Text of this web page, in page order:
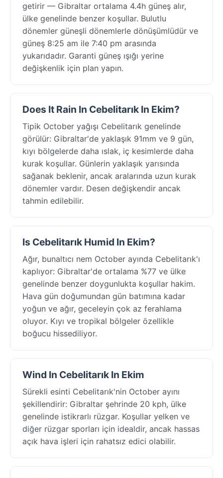
getirir — Gibraltar ortalama 4.4h güneş alır,
ülke genelinde benzer koşullar. Bulutlu
dönemler güneşli dönemlerle dönüşümlüdür ve
güneş 8:25 am ile 7:40 pm arasında
yukarıdadır. Garanti güneş ışığı yerine
değişkenlik için plan yapın.
Does It Rain In Cebelitarık In Ekim?
Tipik October yağışı Cebelitarık genelinde
görülür: Gibraltar'de yaklaşık 91mm ve 9 gün,
kıyı bölgelerde daha ıslak, iç kesimlerde daha
kurak koşullar. Günlerin yaklaşık yarısında
sağanak beklenir, ancak aralarında uzun kurak
dönemler vardır. Desen değişkendir ancak
tahmin edilebilir.
Is Cebelitarık Humid In Ekim?
Ağır, bunaltıcı nem October ayında Cebelitarık'ı
kaplıyor: Gibraltar'de ortalama %77 ve ülke
genelinde benzer doygunlukta koşullar hakim.
Hava gün doğumundan gün batımına kadar
yoğun ve ağır, geceleyin çok az ferahlama
oluyor. Kıyı ve tropikal bölgeler özellikle
boğucu hissediliyor.
Wind In Cebelitarık In Ekim
Sürekli esinti Cebelitarık'nin October ayını
şekillendirir: Gibraltar şehrinde 20 kph, ülke
genelinde istikrarlı rüzgar. Koşullar yelken ve
diğer rüzgar sporları için idealdir, ancak hassas
açık hava işleri için rahatsız edici olabilir.